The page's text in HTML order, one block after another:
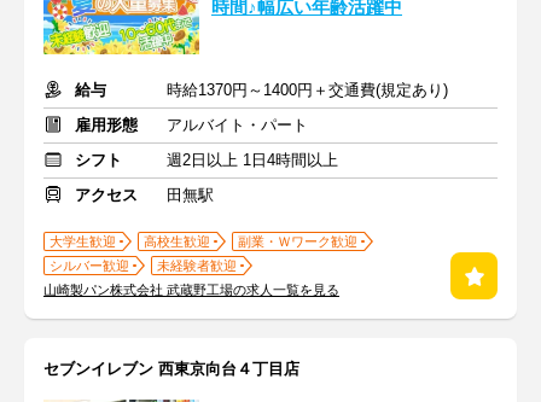
時間♪幅広い年齢活躍中
給与
時給1370円～1400円＋交通費(規定あり)
雇用形態
アルバイト・パート
シフト
週2日以上 1日4時間以上
アクセス
田無駅
大学生歓迎 高校生歓迎
副業・Ｗワーク歓迎
シルバー歓迎
未経験者歓迎
山崎製パン株式会社 武蔵野工場の求人一覧を見る
セブンイレブン 西東京向台４丁目店